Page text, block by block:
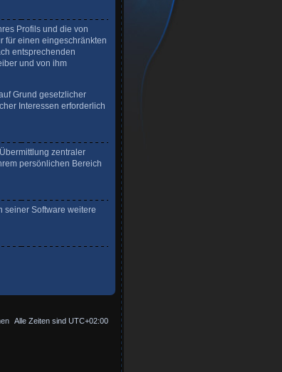
Profils und die von
für einen eingeschränkten
entsprechenden
und von ihm
Grund gesetzlicher
Interessen erforderlich
zentraler
persönlichen Bereich
seiner Software weitere
Alle Zeiten sind UTC+02:00